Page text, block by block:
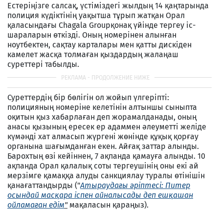
Естеріңізге салсақ, үстіміздегі жылдың 14 қаңтарында
полиция күдіктінің уақытша тұрып жатқан Орал
қаласындағы Chagala Groupқонақ үйінде тергеу іс-
шараларын өткізді. Оның номерінен алынған
ноутбектен, сақтау карталары мен қатты дискіден
камелет жасқа толмаған қыздардың жалаңаш
суреттері табылды.
Суреттердің бір бөлігін ол жойып үлгеріпті:
полицияның номеріне келетінін алтыншы сыныпта
оқитын қыз хабарлаған деп жорамалданады, оның
анасы қызының ересек ер адаммен әлеуметті желіде
күмәнді хат алмасып жүргені жөнінде құқық қорғау
органына шағымданған екен. Айғақ заттар алынды.
Барохтың өзі кейіннен, 7 ақпанда қамауға алынды. 10
ақпанда Орал қалалық соты тергеушінің оны екі ай
мерзімге қамаққа алуды санкциялау туралы өтінішін
қанағаттандырды ("Атыраудағы әріптесі: Питер
осындай масқара іспен айналысады деп ешқашан
ойламаған едім"мақаласын қараңыз).